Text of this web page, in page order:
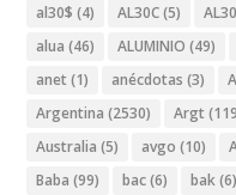
al30$ (4) AL30C(5)
alua (46) ALUMINIO (49)
anet (1) anécdotas (3)
Argentina (2530) Argt
Australia (5) avgo (10)
Baba (99) bac(6) bak(6)